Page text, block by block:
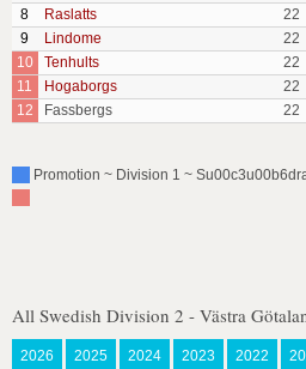
8
Raslatts 22
9
Lindome 22
10
Tenhults 22
11
Hogaborgs 22
12
Fassbergs 22
Promotion ~ Division 1 ~
All Swedish Division 2 - Västra
2026 2025 2024 2023 2022